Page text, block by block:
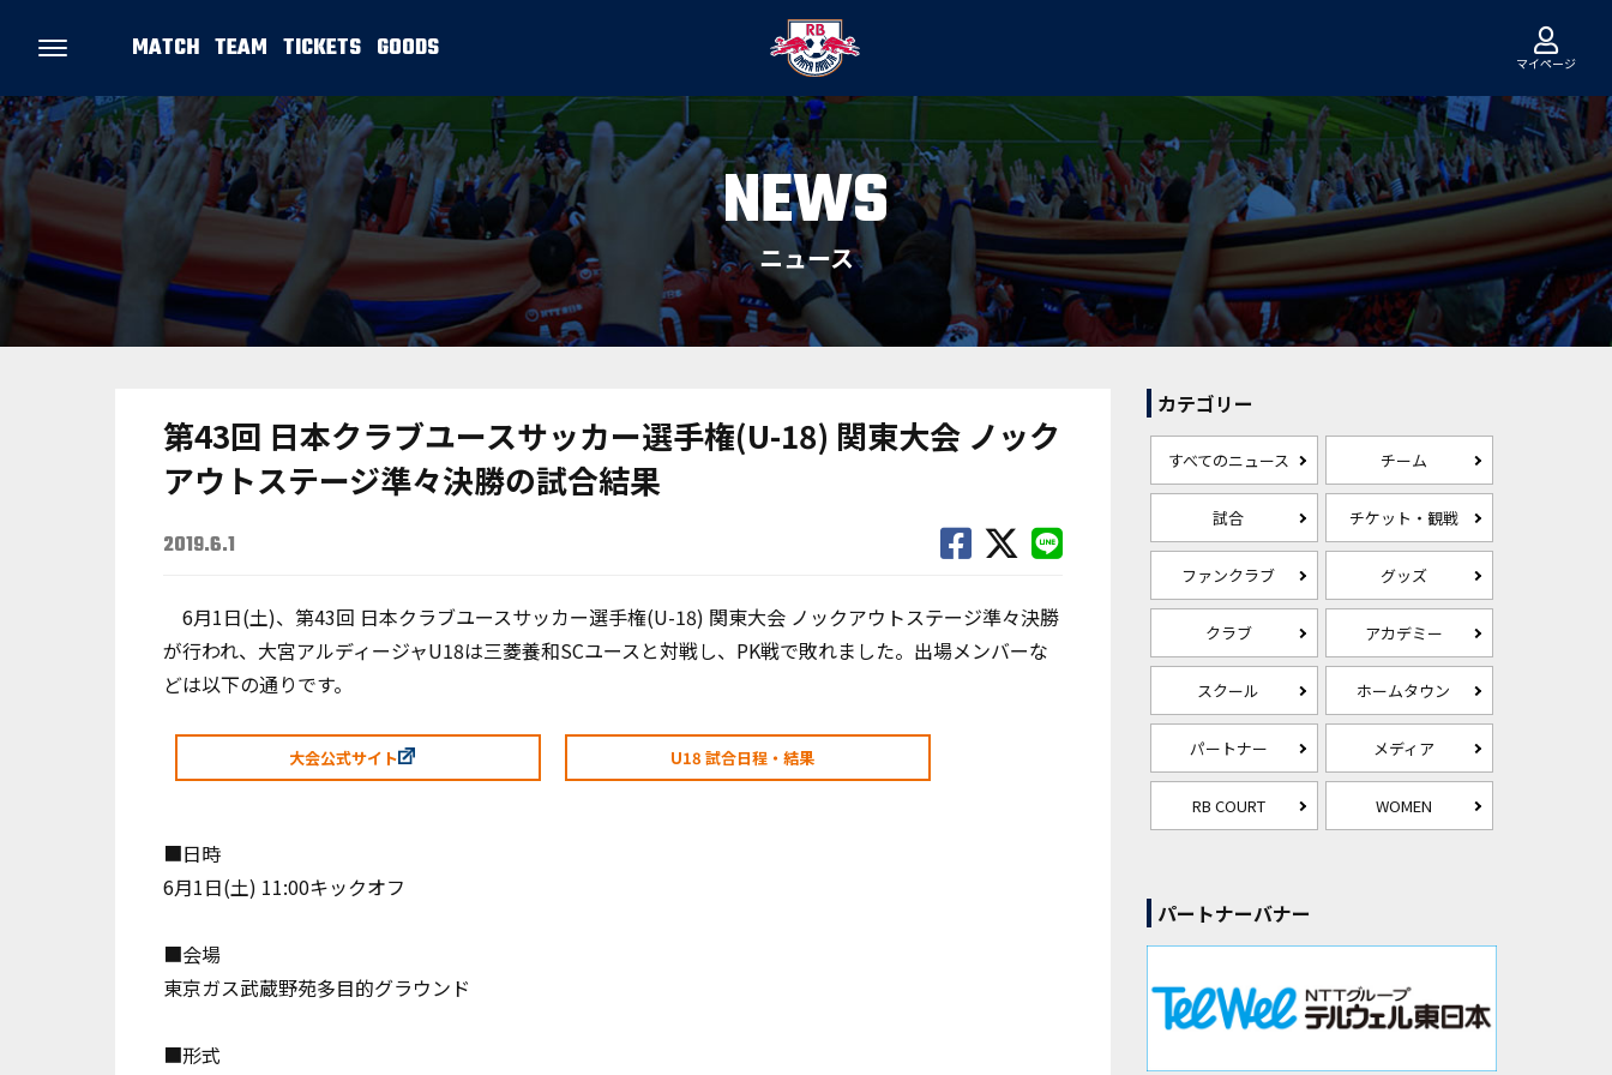
MATCH TEAM TICKETS GOODS マイページ
NEWS
ニュース
第43回 日本クラブユースサッカー選手権(U-18) 関東大会 ノック
アウトステージ準々決勝の試合結果
2019.6.1
6月1日(土)、第43回 日本クラブユースサッカー選手権(U-18) 関東大会 ノックアウトステージ準々決勝
が行われ、大宮アルディージャU18は三菱養和SCユースと対戦し、PK戦で敗れました。出場メンバーな
どは以下の通りです。
大会公式サイト U18 試合日程・結果
■日時
6月1日(土) 11:00キックオフ
■会場
東京ガス武蔵野苑多目的グラウンド
■形式
カテゴリー
すべてのニュース チーム
試合 チケット・観戦
ファンクラブ グッズ
クラブ アカデミー
スクール ホームタウン
パートナー メディア
RB COURT WOMEN
パートナーバナー